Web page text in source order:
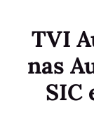
TVI
nas
SIC